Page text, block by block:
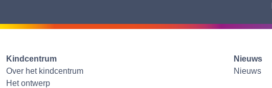
Kindcentrum
Over het kindcentrum
Het ontwerp
Nieuws
Nieuws